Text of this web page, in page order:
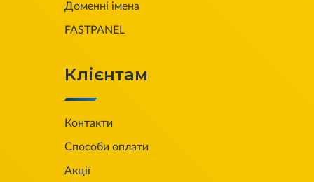
Доменні імена
FASTPANEL
Клієнтам
Контакти
Способи оплати
Акції